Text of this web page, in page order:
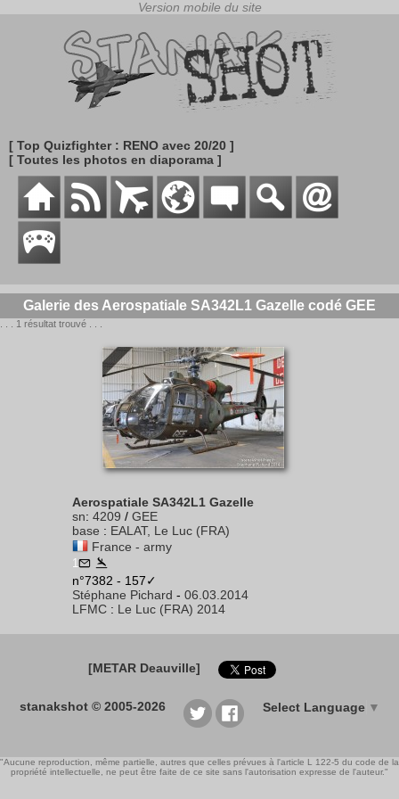
[ Top Quizfighter : RENO avec 20/20 ]
[ Toutes les photos en diaporama ]
Galerie des Aerospatiale SA342L1 Gazelle codé GEE
. . . 1 résultat trouvé . . .
Aerospatiale SA342L1 Gazelle
sn: 4209 / GEE
base : EALAT, Le Luc (FRA)
France - army
1
n°7382 - 157✓
Stéphane Pichard - 06.03.2014
LFMC : Le Luc (FRA) 2014
[METAR Deauville]
stanakshot © 2005-2026 Select Language ▼
"Aucune reproduction, même partielle, autres que celles prévues à l'article L 122-5 du code de la
propriété intellectuelle, ne peut être faite de ce site sans l'autorisation expresse de l'auteur."